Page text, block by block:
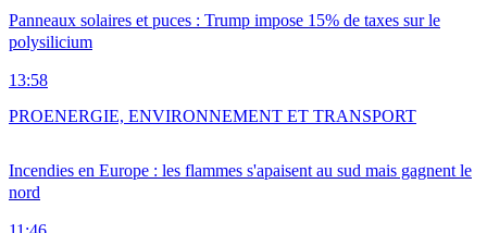
Panneaux solaires et puces : Trump impose 15% de taxes sur le
polysilicium
13:58
Incendies en Europe : les flammes s'apaisent au sud mais gagnent le
nord
PROENERGIE, ENVIRONNEMENT ET TRANSPORT